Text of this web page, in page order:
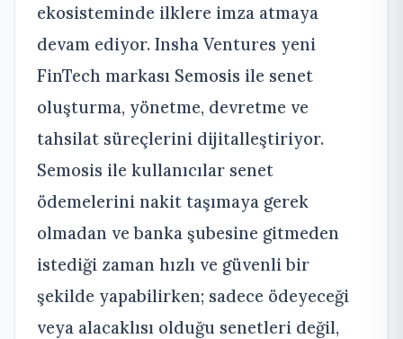
ekosisteminde ilklere imza atmaya
devam ediyor. Insha Ventures yeni
FinTech markası Semosis ile senet
oluşturma, yönetme, devretme ve
tahsilat süreçlerini dijitalleştiriyor.
Semosis ile kullanıcılar senet
ödemelerini nakit taşımaya gerek
olmadan ve banka şubesine gitmeden
istediği zaman hızlı ve güvenli bir
şekilde yapabilirken; sadece ödeyeceği
veya alacaklısı olduğu senetleri değil,